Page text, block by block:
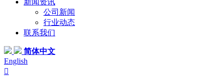
新闻资讯
公司新闻
行业动态
联系我们
简体中文
English
